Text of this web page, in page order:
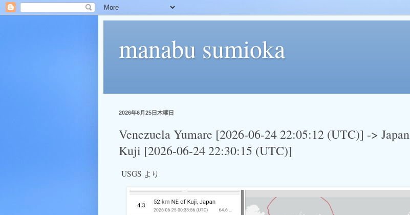
manabu sumioka
2026年6月25日木曜日
Venezuela Yumare [2026-06-24 22:05:12 (UTC)] -> Japan
Kuji [2026-06-24 22:30:15 (UTC)]
USGS より